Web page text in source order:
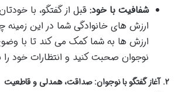
شفافیت با خود: قبل از گفتگو، با
ارزش های خانوادگی شما در این
ارزش ها به شما کمک می کند تا با
نوجوان صحبت کنید و انتظارات خود را
۲. آغاز گفتگو با نوجوان: صداقت، همدلی و قاطعیت